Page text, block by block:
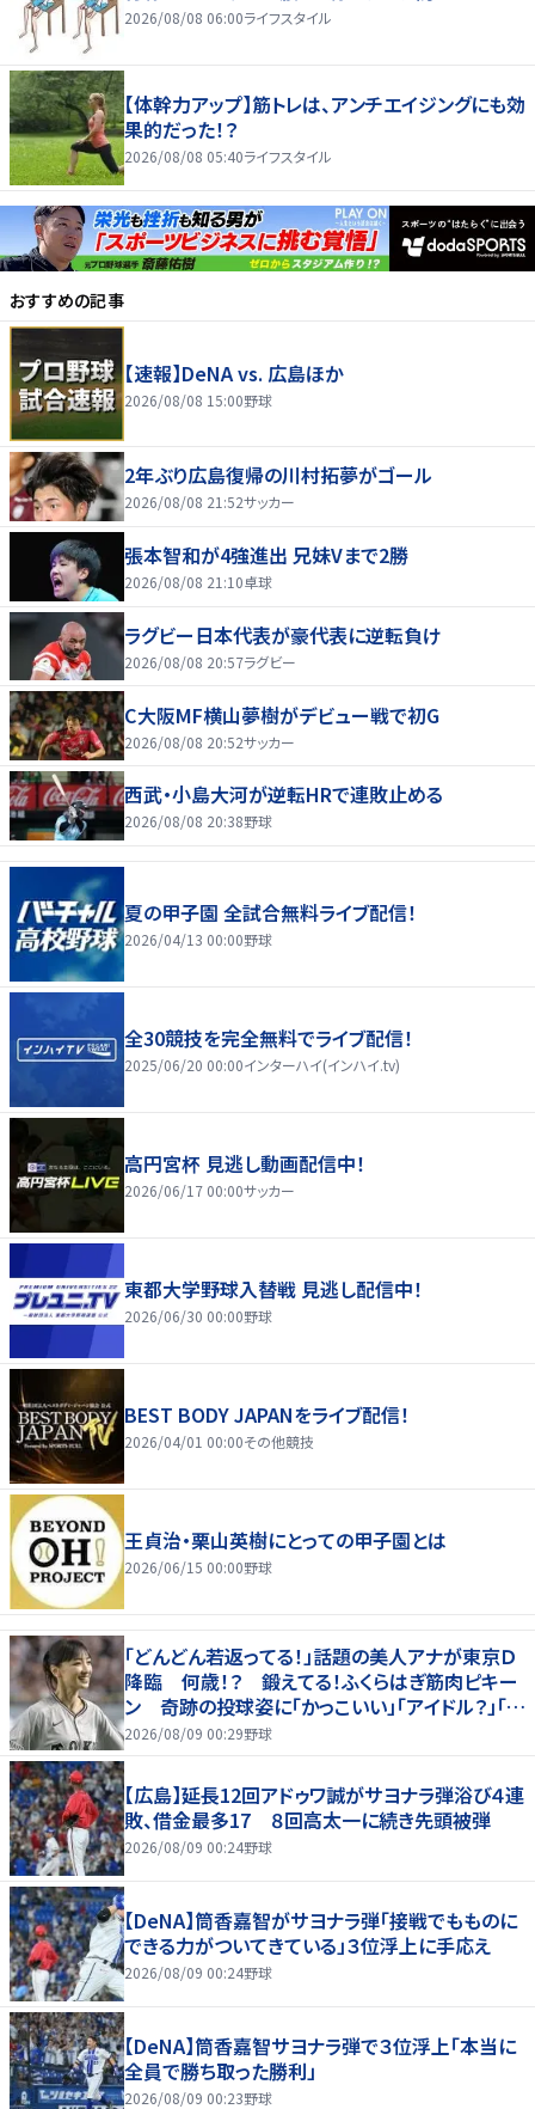
2026/08/08 06:00ライフスタイル
【体幹力アップ】筋トレは、アンチエイジングにも効
果的だった！？
2026/08/08 05:40ライフスタイル
おすすめの記事
【速報】DeNA vs. 広島ほか
2026/08/08 15:00野球
2年ぶり広島復帰の川村拓夢がゴール
2026/08/08 21:52サッカー
張本智和が4強進出 兄妹Vまで2勝
2026/08/08 21:10卓球
ラグビー日本代表が豪代表に逆転負け
2026/08/08 20:57ラグビー
C大阪MF横山夢樹がデビュー戦で初G
2026/08/08 20:52サッカー
西武・小島大河が逆転HRで連敗止める
2026/08/08 20:38野球
夏の甲子園 全試合無料ライブ配信！
2026/04/13 00:00野球
全30競技を完全無料でライブ配信！
2025/06/20 00:00インターハイ(インハイ.tv)
高円宮杯 見逃し動画配信中！
2026/06/17 00:00サッカー
東都大学野球入替戦 見逃し配信中！
2026/06/30 00:00野球
BEST BODY JAPANをライブ配信！
2026/04/01 00:00その他競技
王貞治・栗山英樹にとっての甲子園とは
2026/06/15 00:00野球
「どんどん若返ってる！」話題の美人アナが東京Ｄ
降臨 何歳！？ 鍛えてる！ふくらはぎ筋肉ピキー
ン 奇跡の投球姿に「かっこいい」「アイドル？」「女
神」
2026/08/09 00:29野球
【広島】延長12回アドゥワ誠がサヨナラ弾浴び４連
敗、借金最多17 ８回高太一に続き先頭被弾
2026/08/09 00:24野球
【DeNA】筒香嘉智がサヨナラ弾「接戦でもものに
できる力がついてきている」３位浮上に手応え
2026/08/09 00:24野球
【DeNA】筒香嘉智サヨナラ弾で３位浮上「本当に
全員で勝ち取った勝利」
2026/08/09 00:23野球